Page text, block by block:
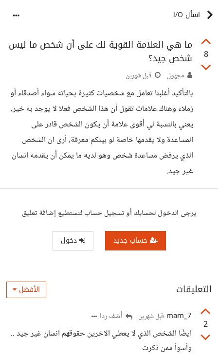
اسأل I/O
8
ما هي العلامة القوية لك على أن شخص ما ليس
شخص جيد؟
مجهول قبل شهرين
بالتأكيد أغلبنا تعامل مع شخصيات كثيرة بحياته سواء أصدقاء أو
زملاء وهناك علامات تقول أن هذا الشخص فعلا لا يوجد به خير،
يعني بالنسبة لي أقوى علامة أن يكون الشخص قادر على
المساعدة ولا يقدمها خاصة لو بينكم معرفة، أرى ان الشخص
الذي يرفض مساعدة شخص وهو لديه ما يمكن أن يقدمه انسان
غير جيد.
يرجى الدخول لحسابك أو تسجيل حساب لتستطيع إضافة تعليق
حساب جديد دخول
التعليقات الأفضل
2
mam_7 قبل شهرين أضف ردا
ايضًا الشخص الذي لا يعطي الاخرين حقوقهم انسان غير جيد ..
وأسوأ ممن ذكرت